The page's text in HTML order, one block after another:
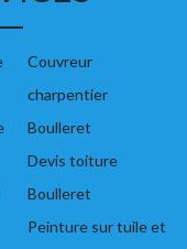
Couvreur
charpentier
Boulleret
Devis toiture
Boulleret
Peinture sur tuile et